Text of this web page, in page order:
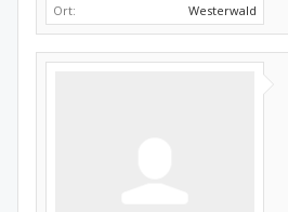
Ort:
Westerwald